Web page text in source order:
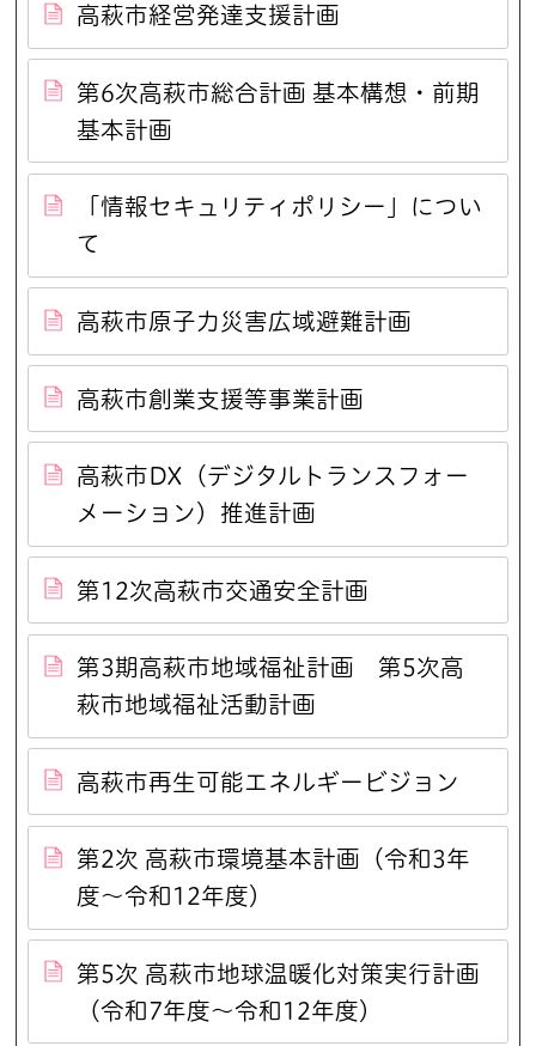
高萩市経営発達支援計画
第6次高萩市総合計画 基本構想・前期
基本計画
「情報セキュリティポリシー」につい
て
高萩市原子力災害広域避難計画
高萩市創業支援等事業計画
高萩市DX（デジタルトランスフォー
メーション）推進計画
第12次高萩市交通安全計画
第3期高萩市地域福祉計画 第5次高
萩市地域福祉活動計画
高萩市再生可能エネルギービジョン
第2次 高萩市環境基本計画（令和3年
度～令和12年度）
第5次 高萩市地球温暖化対策実行計画
（令和7年度～令和12年度）